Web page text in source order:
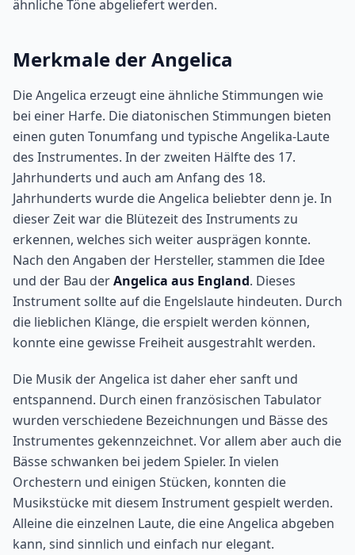
ähnliche Töne abgeliefert werden.
Merkmale der Angelica
Die Angelica erzeugt eine ähnliche Stimmungen wie
bei einer Harfe. Die diatonischen Stimmungen bieten
einen guten Tonumfang und typische Angelika-Laute
des Instrumentes. In der zweiten Hälfte des 17.
Jahrhunderts und auch am Anfang des 18.
Jahrhunderts wurde die Angelica beliebter denn je. In
dieser Zeit war die Blütezeit des Instruments zu
erkennen, welches sich weiter ausprägen konnte.
Nach den Angaben der Hersteller, stammen die Idee
und der Bau derAngelica aus England. Dieses
Instrument sollte auf die Engelslaute hindeuten. Durch
die lieblichen Klänge, die erspielt werden können,
konnte eine gewisse Freiheit ausgestrahlt werden.
Die Musik der Angelica ist daher eher sanft und
entspannend. Durch einen französischen Tabulator
wurden verschiedene Bezeichnungen und Bässe des
Instrumentes gekennzeichnet. Vor allem aber auch die
Bässe schwanken bei jedem Spieler. In vielen
Orchestern und einigen Stücken, konnten die
Musikstücke mit diesem Instrument gespielt werden.
Alleine die einzelnen Laute, die eine Angelica abgeben
kann, sind sinnlich und einfach nur elegant.